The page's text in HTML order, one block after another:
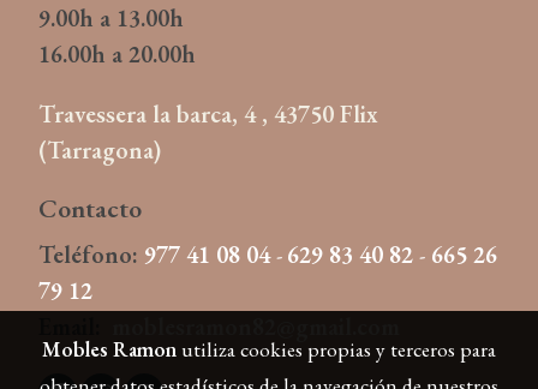
9.00h a 13.00h
16.00h a 20.00h
Travessera la barca, 4 , 43750 Flix
(Tarragona)
Contacto
Teléfono: 977 41 08 04-629 83 40 82- 665 26
79 12
Mobles Ramonutiliza cookies propias y terceros para